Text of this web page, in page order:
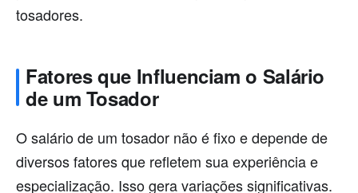
tosadores.
Fatores que Influenciam o Salário
de um Tosador
O salário de um tosador não é fixo e depende de
diversos fatores que refletem sua experiência e
especialização. Isso gera variações significativas.